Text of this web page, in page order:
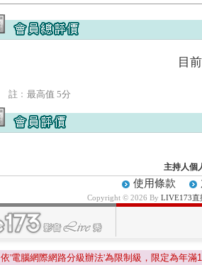
目
註﹕最高值 5分
主持人個
使用條款
Copyright © 2026 By LIVE173直
依'電腦網際網路分級辦法'為限制級，限定為年滿